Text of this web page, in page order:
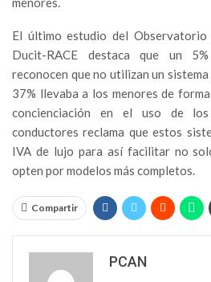
El último estudio del Observatorio
Ducit-RACE destaca que un
reconocen que no utilizan un
37% llevaba a los menores de
concienciación en el uso de
conductores reclama que estos
IVA de lujo para así facilitar no
opten por modelos más completos.
Compartir
PCAN